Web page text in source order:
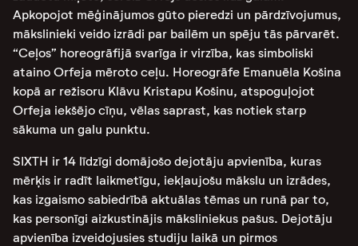
Apkopojot mēģinājumos gūto pieredzi un pārdzīvojumus,
mākslinieki veido izrādi par bailēm un spēju tās pārvarēt.
“Ceļos” horeogrāfijā svarīga ir virzība, kas simboliski
ataino Orfeja mēroto ceļu. Horeogrāfe Emanuēla Košina
kopā ar režisoru Klāvu Kristapu Košinu, atspoguļojot
Orfeja iekšējo cīņu, vēlas saprast, kas notiek starp
sākuma un galu punktu.
SIXTH ir 14 līdzīgi domājošo dejotāju apvienība, kuras
mērķis ir radīt laikmetīgu, iekļaujošu mākslu un izrādes,
kas izgaismo sabiedrībā aktuālas tēmas un runā par to,
kas personīgi aizkustinājis māksliniekus pašus. Dejotāju
apvienība izveidojusies studiju laikā un pirmos